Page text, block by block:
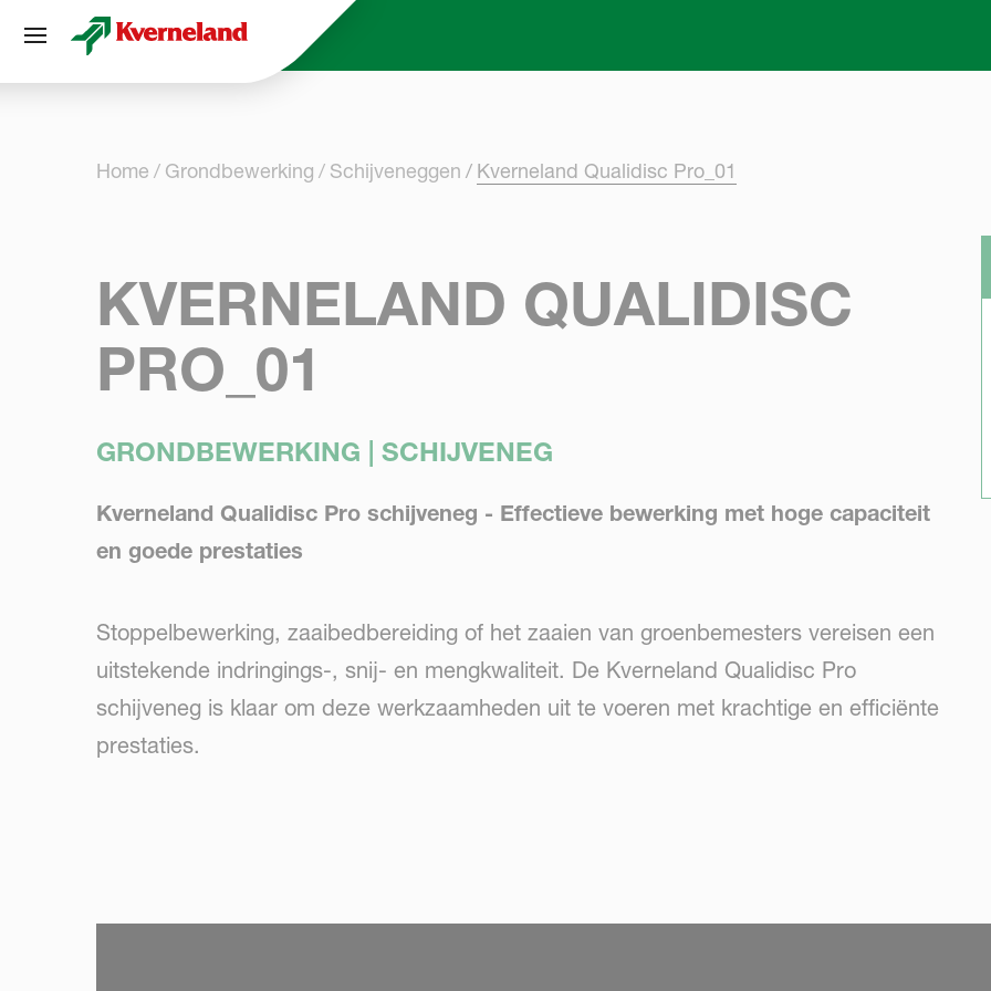
Home Grondbewerking Schijveneggen Kverneland Qualidisc Pro_01
KVERNELAND QUALIDISC
PRO_01
GRONDBEWERKING | SCHIJVENEG
Kverneland Qualidisc Pro schijveneg - Effectieve bewerking met hoge capaciteit
en goede prestaties
Stoppelbewerking, zaaibedbereiding of het zaaien van groenbemesters vereisen een
uitstekende indringings-, snij- en mengkwaliteit. De Kverneland Qualidisc Pro
schijveneg is klaar om deze werkzaamheden uit te voeren met krachtige en efficiënte
prestaties.
Cookies beheer paneel